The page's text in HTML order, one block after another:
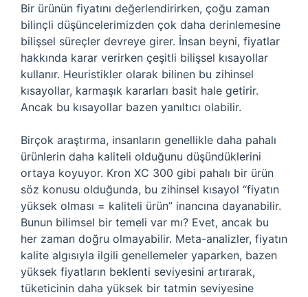
Bir ürünün fiyatını değerlendirirken, çoğu zaman
bilinçli düşüncelerimizden çok daha derinlemesine
bilişsel süreçler devreye girer. İnsan beyni, fiyatlar
hakkında karar verirken çeşitli bilişsel kısayollar
kullanır. Heuristikler olarak bilinen bu zihinsel
kısayollar, karmaşık kararları basit hale getirir.
Ancak bu kısayollar bazen yanıltıcı olabilir.
Birçok araştırma, insanların genellikle daha pahalı
ürünlerin daha kaliteli olduğunu düşündüklerini
ortaya koyuyor. Kron XC 300 gibi pahalı bir ürün
söz konusu olduğunda, bu zihinsel kısayol “fiyatın
yüksek olması = kaliteli ürün” inancına dayanabilir.
Bunun bilimsel bir temeli var mı? Evet, ancak bu
her zaman doğru olmayabilir. Meta-analizler, fiyatın
kalite algısıyla ilgili genellemeler yaparken, bazen
yüksek fiyatların beklenti seviyesini artırarak,
tüketicinin daha yüksek bir tatmin seviyesine